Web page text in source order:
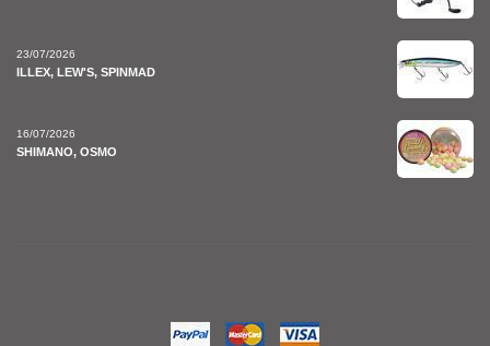
23/07/2026
ILLEX, LEW'S, SPINMAD
16/07/2026
SHIMANO, OSMO